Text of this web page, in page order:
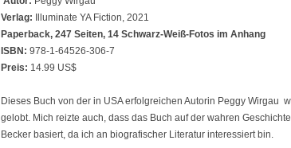
Verlag: Illuminate YA Fiction, 2021
Paperback, 247 Seiten, 14 Schwarz-Weiß-Fotos im Anhang
ISBN: 978-1-64526-306-7
Preis: 14.99 US$
Dieses Buch von der in USA erfolgreichen Autorin Peggy Wirgau
gelobt. Mich reizte auch, dass das Buch auf der wahren
Becker basiert, da ich an biografischer Literatur interessiert bin.